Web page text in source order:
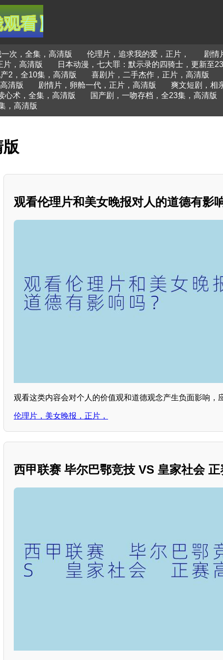
次，全集，高清版 伦理片，追求我的爱，正片，
剧情
片，高清版 日本动漫，七大罪：默示录的四骑士，更新至
2，全10集，高清版 喜剧片，二手杰作，正片，高清版
清版 剧情片，卵舱一代，正片，高清版
爽文短剧，相
心术，全集，高清版 国产剧，一吻存档，全23集，高清版
，高清版
观看伦理片和美女晚报对人的道德有影
观看这类内容会对个人的价值观和道德观念产生负面影响，
伦理片，美女晚报，正片，
西甲联赛 毕尔巴鄂竞技 VS 皇家社会